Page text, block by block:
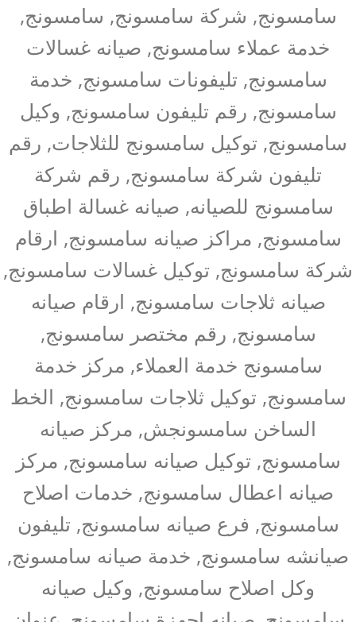
سامسونج, شركة سامسونج, سامسونج,
خدمة عملاء سامسونج, صيانه غسالات
سامسونج, تليفونات سامسونج, خدمة
سامسونج, رقم تليفون سامسونج, وكيل
سامسونج, توكيل سامسونج للثلاجات, رقم
تليفون شركة سامسونج, رقم شركة
سامسونج للصيانه, صيانه غسالة اطباق
سامسونج, مراكز صيانه سامسونج, ارقام
شركة سامسونج, توكيل غسالات سامسونج,
صيانه ثلاجات سامسونج, ارقام صيانه
سامسونج, رقم مختصر سامسونج,
سامسونج خدمة العملاء, مركز خدمة
سامسونج, توكيل ثلاجات سامسونج, الخط
الساخن سامسونجش, مركز صيانه
سامسونج, توكيل صيانه سامسونج, مركز
صيانه اعطال سامسونج, خدمات اصلاح
سامسونج, فرع صيانه سامسونج, تليفون
صيانشه سامسونج, خدمة صيانه سامسونج,
وكل اصلاح سامسونج, وكيل صيانه